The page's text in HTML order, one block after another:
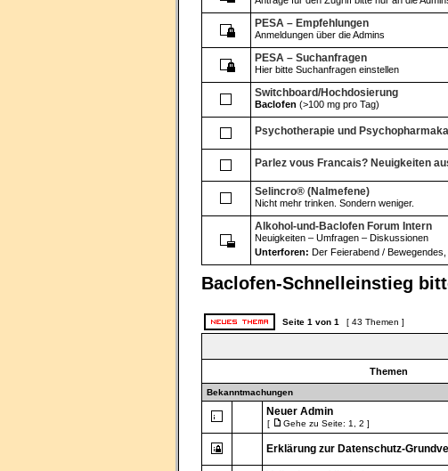
PESA – Empfehlungen
Anmeldungen über die Admins
PESA – Suchanfragen
Hier bitte Suchanfragen einstellen
Switchboard/Hochdosierung
Baclofen (>100 mg pro Tag)
Psychotherapie und Psychopharmaka
Parlez vous Francais? Neuigkeiten
Selincro® (Nalmefene)
Nicht mehr trinken. Sondern weniger.
Alkohol-und-Baclofen Forum Intern
Neuigkeiten – Umfragen – Diskussionen
Unterforen: Der Feierabend / Bewegendes
Baclofen-Schnelleinstieg
Seite 1 von 1 [ 43 Themen ]
Themen
Bekanntmachungen
Neuer Admin
[ Gehe zu Seite: 1 2 ]
Erklärung zur Datenschutz-